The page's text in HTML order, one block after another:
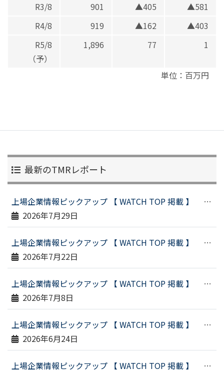
R3/8
901 ▲405
▲581
R4/8
919 ▲162
▲403
R5/8
（予）
1,896 77 1
単位：百万円
最新のTMRレポート
上場企業情報ピックアップ 【 WATCH TOP 掲載 】 （令和８年７月２３日配信）
2026年7月29日
上場企業情報ピックアップ 【 WATCH TOP 掲載 】 （令和８年７月１６日配信）
2026年7月22日
上場企業情報ピックアップ 【 WATCH TOP 掲載 】 （令和８年６月２９日配信）
2026年7月8日
上場企業情報ピックアップ 【 WATCH TOP 掲載 】 （令和８年６月１９日配信）
2026年6月24日
上場企業情報ピックアップ 【 WATCH TOP 掲載 】 （令和８年６月１１日配信）